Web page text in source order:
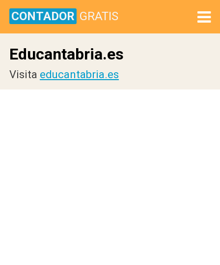
CONTADOR GRATIS
Educantabria.es
Visita educantabria.es